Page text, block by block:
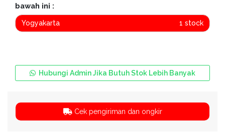
bawah ini :
Yogyakarta 1 stock
Hubungi Admin Jika Butuh Stok Lebih Banyak
Cek pengiriman dan ongkir